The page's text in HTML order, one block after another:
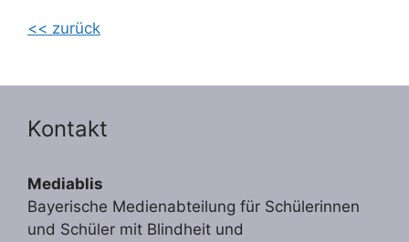
<< zurück
Kontakt
Mediablis
Bayerische Medienabteilung für Schülerinnen
und Schüler mit Blindheit und